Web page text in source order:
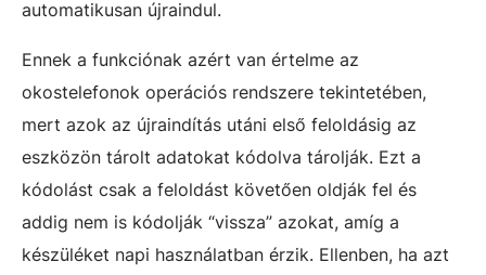
automatikusan újraindul.
Ennek a funkciónak azért van értelme az
okostelefonok operációs rendszere tekintetében,
mert azok az újraindítás utáni első feloldásig az
eszközön tárolt adatokat kódolva tárolják. Ezt a
kódolást csak a feloldást követően oldják fel és
addig nem is kódolják “vissza” azokat, amíg a
készüléket napi használatban érzik. Ellenben, ha azt